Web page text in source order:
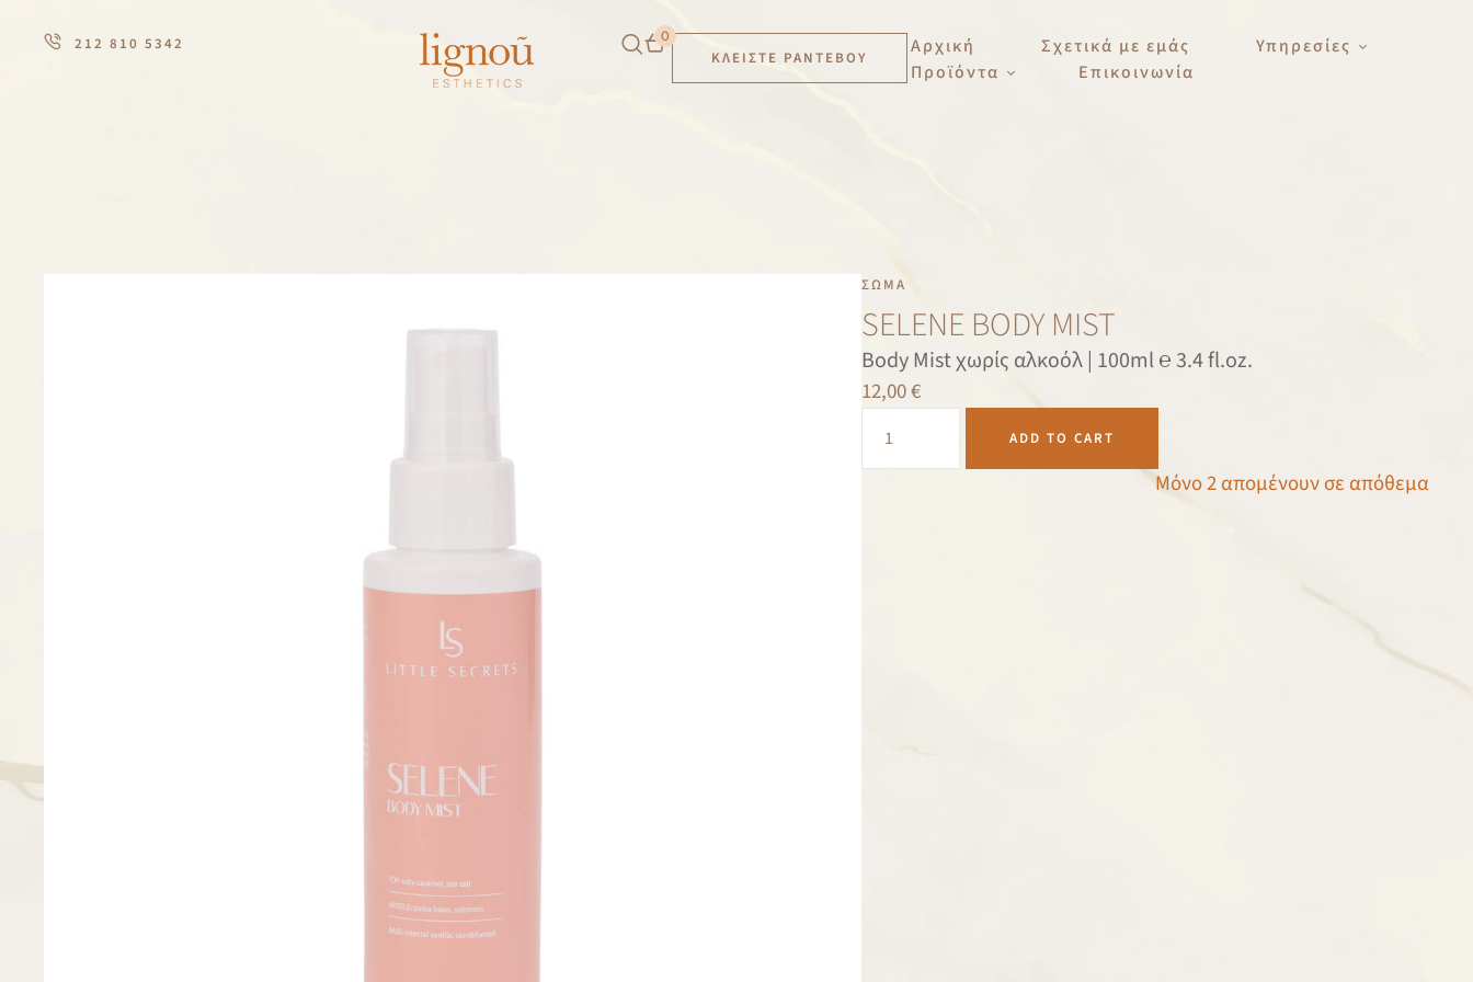
212 810 5342 0
ΚΛΕΊΣΤΕ ΡΑΝΤΕΒΟΎ Αρχική Σχετικά με εμάς
Υπηρεσίες
Προϊόντα
Επικοινωνία
ΣΏΜΑ
SELENE BODY MIST
Body Mist χωρίς αλκοόλ | 100ml ℮ 3.4 fl.oz.
12,00€
ADD TO CART
Μόνο 2 απομένουν σε απόθεμα